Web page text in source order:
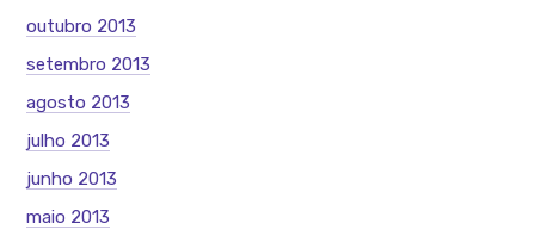
outubro 2013
setembro 2013
agosto 2013
julho 2013
junho 2013
maio 2013